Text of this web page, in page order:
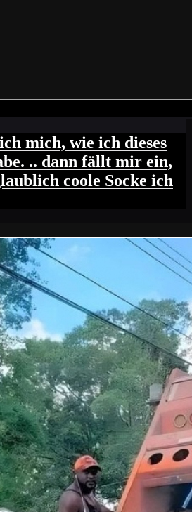
mich, wie ich dieses
.. dann fällt mir ein,
coole Socke ich